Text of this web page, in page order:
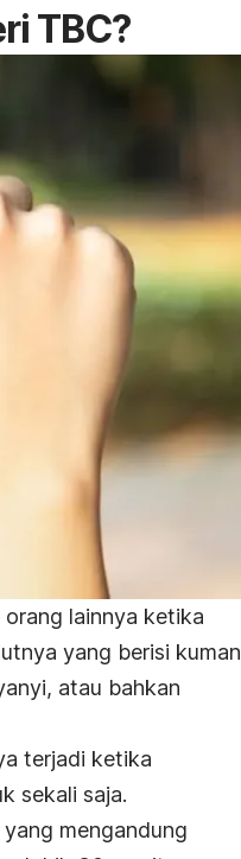
TBC?
lainnya ketika
yang berisi kuman
atau bahkan
terjadi ketika
sekali saja.
mengandung